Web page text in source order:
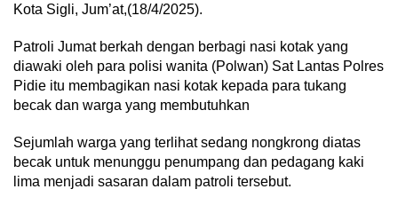
Kota Sigli, Jum’at,(18/4/2025).
Patroli Jumat berkah dengan berbagi nasi kotak yang
diawaki oleh para polisi wanita (Polwan) Sat Lantas Polres
Pidie itu membagikan nasi kotak kepada para tukang
becak dan warga yang membutuhkan
Sejumlah warga yang terlihat sedang nongkrong diatas
becak untuk menunggu penumpang dan pedagang kaki
lima menjadi sasaran dalam patroli tersebut.